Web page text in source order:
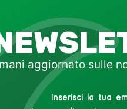
aggiornato sulle
Inserisci la tua